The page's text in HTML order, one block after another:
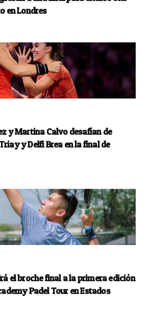
en Londres
y Martina Calvo desafían de
y Delfi Brea en la final de
el broche final a la primera edición
Padel Tour en Estados